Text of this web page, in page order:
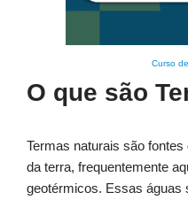
Curso
O que são
Termas naturais são
da terra, frequentemente
geotérmicos. Essas águas